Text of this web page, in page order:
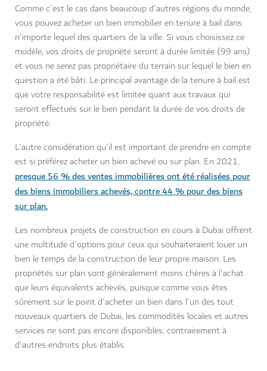
Comme c'est le cas dans beaucoup d'autres régions du monde,
vous pouvez acheter un bien immobilier en tenure à bail dans
n'importe lequel des quartiers de la ville. Si vous choisissez ce
modèle, vos droits de propriété seront à durée limitée (99 ans)
et vous ne serez pas propriétaire du terrain sur lequel le bien en
question a été bâti. Le principal avantage de la tenure à bail est
que votre responsabilité est limitée quant aux travaux qui
seront effectués sur le bien pendant la durée de vos droits de
propriété.
L'autre considération qu'il est important de prendre en compte
est si préférez acheter un bien achevé ou sur plan. En 2021,
presque 56 % des ventes immobilières ont été réalisées pour
des biens immobiliers achevés, contre 44 % pour des biens
sur plan.
Les nombreux projets de construction en cours à Dubai offrent
une multitude d'options pour ceux qui souhaiteraient louer un
bien le temps de la construction de leur propre maison. Les
propriétés sur plan sont généralement moins chères à l'achat
que leurs équivalents achevés, puisque comme vous êtes
sûrement sur le point d'acheter un bien dans l'un des tout
nouveaux quartiers de Dubai, les commodités locales et autres
services ne sont pas encore disponibles, contrairement à
d'autres endroits plus établis.